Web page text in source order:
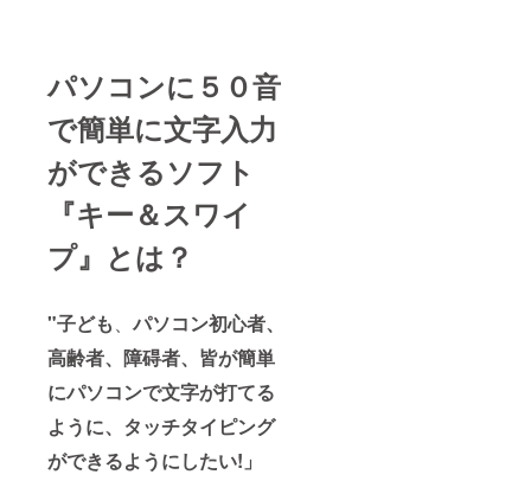
パソコンに５０音
で簡単に文字入力
ができるソフト
『キー＆スワイ
プ』とは？
"子ども、 パソコン初心者、
高齢者、障碍者、皆が簡単
にパソコンで文字が打てる
ように、タッチタイピング
ができるようにしたい!」